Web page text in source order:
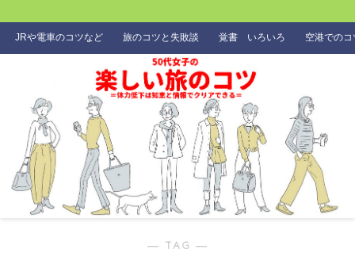
JRや電車のコツなど 旅のコツと失敗談 覚書 いろいろ 空港での
― TAG ―